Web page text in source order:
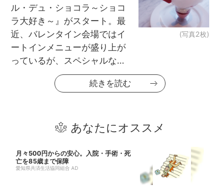
(写真2枚)
ル・デュ・ショコラ～ショコ
ラ大好き～』がスタート。最
近、バレンタイン会場ではイ
ートインメニューが盛り上が
っているが、スペシャルな...
続きを読む
あなたにオススメ
月々500円からの安心。入院・手術・死
亡を85歳まで保障
愛知県共済生活協同組合 AD